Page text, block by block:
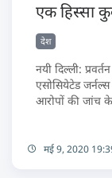
एक हिस्सा
देश
नयी दिल्ली:
एसोसियेटेड
आरोपों की जांच
मई 9, 2020